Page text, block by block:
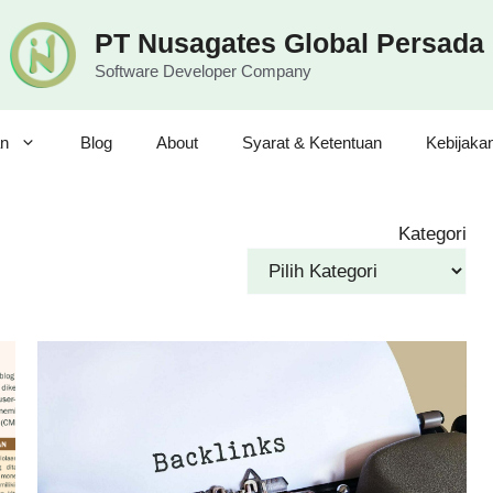
PT Nusagates Global Persada
Software Developer Company
Blog About Syarat & Ketentuan
Kategori